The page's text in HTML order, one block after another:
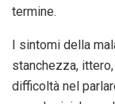
termine.
I sintomi della
stanchezza,
difficoltà nel